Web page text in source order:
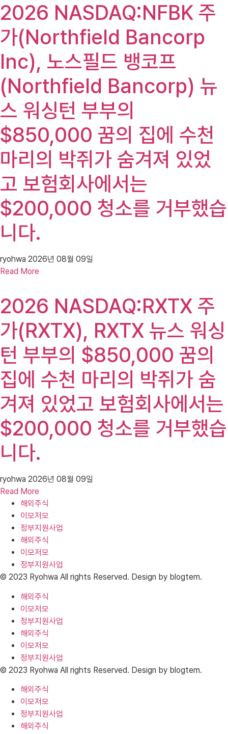
2026 NASDAQ:NFBK 주
가(Northfield Bancorp
Inc), 노스필드 뱅코프
(Northfield Bancorp) 뉴
스 워싱턴 부부의
$850,000 꿈의 집에 수천
마리의 박쥐가 숨겨져 있었
고 보험회사에서는
$200,000 청소를 거부했습
니다.
ryohwa 2026년 08월 09일
Read More
2026 NASDAQ:RXTX 주
가(RXTX), RXTX 뉴스 워싱
턴 부부의 $850,000 꿈의
집에 수천 마리의 박쥐가 숨
겨져 있었고 보험회사에서는
$200,000 청소를 거부했습
니다.
ryohwa 2026년 08월 09일
Read More
해외주식
이모저모
정부지원사업
해외주식
이모저모
정부지원사업
© 2023 Ryohwa All rights Reserved. Design by blogtem.
해외주식
이모저모
정부지원사업
해외주식
이모저모
정부지원사업
© 2023 Ryohwa All rights Reserved. Design by blogtem.
해외주식
이모저모
정부지원사업
해외주식